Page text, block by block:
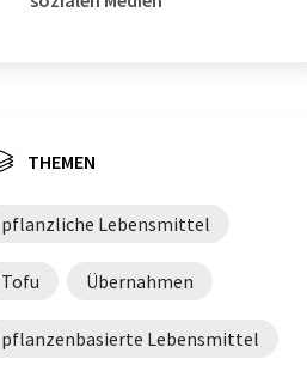
THEMEN
pflanzliche Lebensmittel
Tofu Übernahmen
pflanzenbasierte Lebensmittel